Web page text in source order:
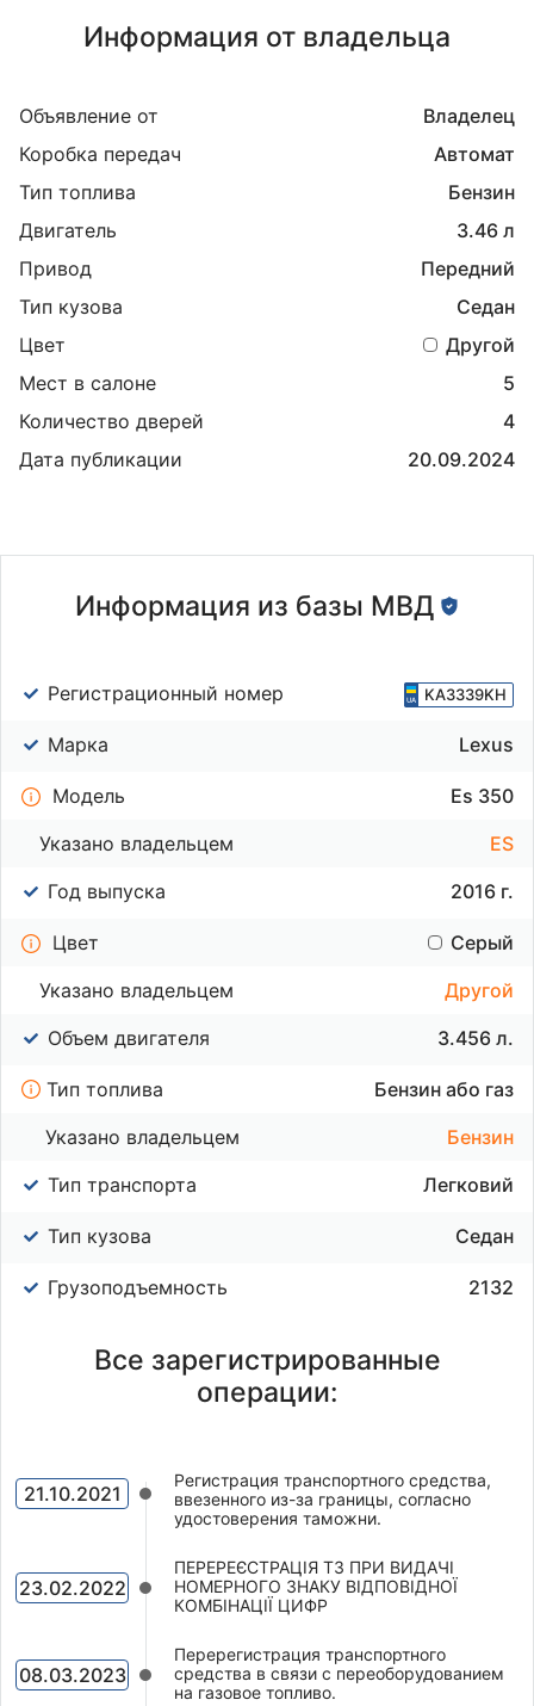
Информация от владельца
Объявление от
Владелец
Коробка передач
Автомат
Тип топлива
Бензин
Двигатель
3.46 л
Привод
Передний
Тип кузова
Седан
Цвет
Другой
Мест в салоне
5
Количество дверей
4
Дата публикации
20.09.2024
Информация из базы МВД
Регистрационный номер KA3339KH
Марка Lexus
Модель
Es 350
Указано владельцем
ES
Год выпуска
2016 г.
Цвет
Серый
Указано владельцем
Другой
Объем двигателя
3.456 л.
Тип топлива
Бензин або газ
Указано владельцем
Бензин
Тип транспорта
Легковий
Тип кузова Седан
Грузоподъемность 2132
Все зарегистрированные
операции:
21.10.2021
Регистрация транспортного средства,
ввезенного из-за границы, согласно
удостоверения таможни.
23.02.2022
ПЕРЕРЕЄСТРАЦІЯ ТЗ ПРИ ВИДАЧІ
НОМЕРНОГО ЗНАКУ ВІДПОВІДНОЇ
КОМБІНАЦІЇ ЦИФР
08.03.2023
Перерегистрация транспортного
средства в связи с переоборудованием
на газовое топливо.